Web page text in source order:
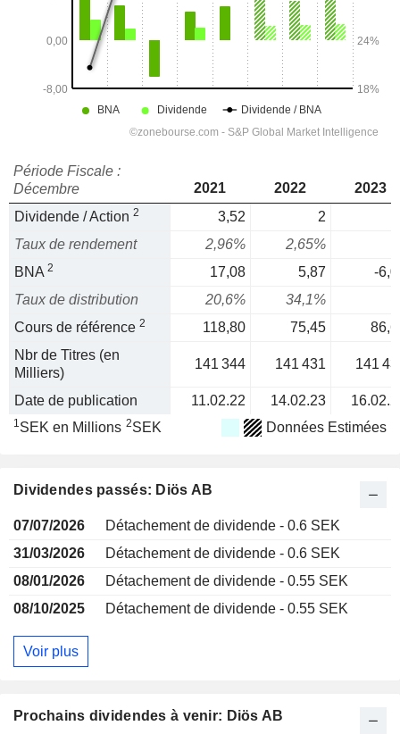
Prochains dividendes à venir: Diös AB
Période Fiscale :
Décembre
2021 2022
2023
Dividende / Action 2 3,52
2
Taux de rendement
2,96%
2,65%
BNA 2 17,08 5,87
-
Taux de distribution
20,6%
34,1%
Cours de référence 2 118,80 75,45
Nbr de Titres (en
Milliers)
141 344 141 431 141
Date de publication 11.02.22 14.02.23
1SEK en Millions 2SEK Données Estimées
Dividendes passés: Diös AB
07/07/2026
Détachement de dividende - 0.6 SEK
31/03/2026
Détachement de dividende - 0.6 SEK
08/01/2026
Détachement de dividende - 0.55 SEK
08/10/2025
Détachement de dividende - 0.55 SEK
Voir plus